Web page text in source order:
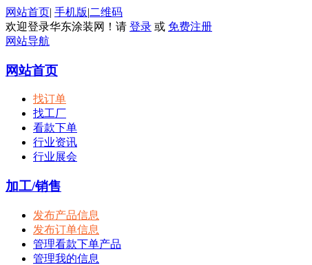
网站首页| 手机版|二维码
欢迎登录华东涂装网！请 登录 或 免费注册
网站导航
网站首页
找订单
找工厂
看款下单
行业资讯
行业展会
加工/销售
发布产品信息
发布订单信息
管理看款下单产品
管理我的信息